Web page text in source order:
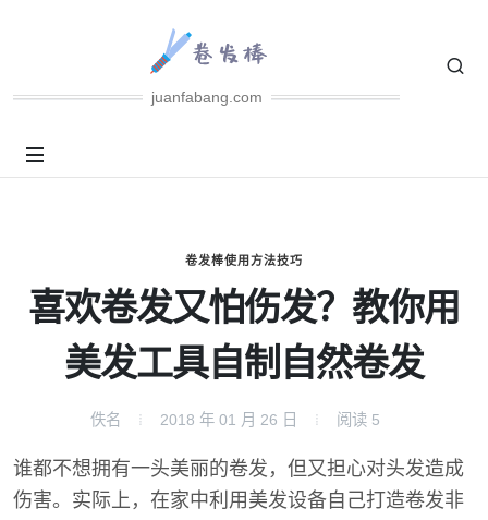
juanfabang.com
卷发棒使用方法技巧
喜欢卷发又怕伤发？教你用
美发工具自制自然卷发
佚名 2018 年 01 月 26 日 阅读 5
谁都不想拥有一头美丽的卷发，但又担心对头发造成
伤害。实际上，在家中利用美发设备自己打造卷发非